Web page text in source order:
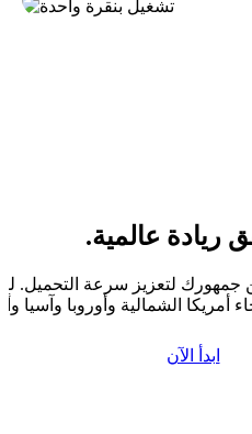
ريادة عالمية.
لتعزيز سرعة التحميل.
أمريكا الشمالية وأوروبا وآسيا
ابدأ الآن